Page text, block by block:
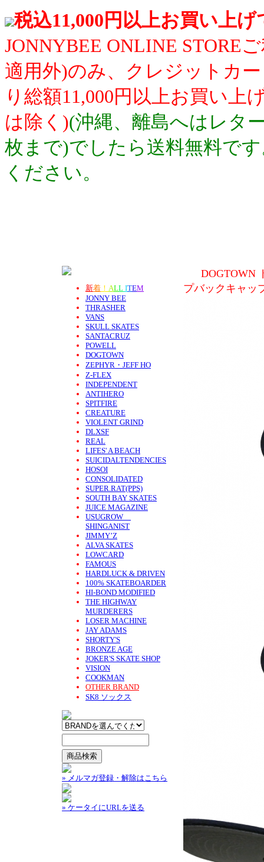
税込11,000円以上お買い上
JONNYBEE ONLINE STORE
適用外)のみ、クレジットカ
り総額11,000円以上お買い上
は除く)(沖縄、離島へはレタ
枚まで)でしたら送料無料で
ください。
新着 ！ ALL ITEM
JONNY BEE
THRASHER
VANS
SKULL SKATES
SANTACRUZ
POWELL
DOGTOWN
ZEPHYR・JEFF HO
Z-FLEX
INDEPENDENT
ANTIHERO
SPITFIRE
CREATURE
VIOLENT GRIND
DLXSF
REAL
LIFES' A BEACH
SUICIDALTENDENCIES
HOSOI
CONSOLIDATED
SUPER.RAT(PPS)
SOUTH BAY SKATES
JUICE MAGAZINE
USUGROW
SHINGANIST
JIMMY’Z
ALVA SKATES
LOWCARD
FAMOUS
HARDLUCK & DRIVEN
100% SKATEBOARDER
HI-BOND MODIFIED
THE HIGHWAY
MURDERERS
LOSER MACHINE
JAY ADAMS
SHORTY'S
BRONZE AGE
JOKER'S SKATE SHOP
VISION
COOKMAN
OTHER BRAND
SK8 ソックス
» メルマガ登録・解除はこちら
» ケータイにURLを送る
DOGTOWN
プバックキャッ